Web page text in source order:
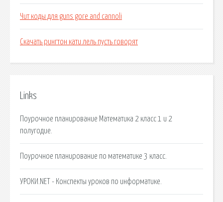
Чит коды для guns gore and cannoli
Скачать рингтон кати лель пусть говорят
Links
Поурочное планирование Математика 2 класс 1 и 2
полугодие.
Поурочное планирование по математике 3 класс.
УРОКИ.NET - Конспекты уроков по информатике.